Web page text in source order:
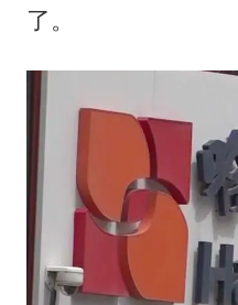
了。